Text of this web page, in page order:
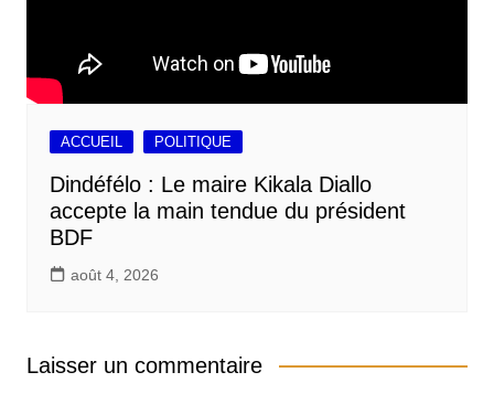
ACCUEIL POLITIQUE
Dindéfélo : Le maire Kikala Diallo
accepte la main tendue du président
BDF
août 4, 2026
Laisser un commentaire